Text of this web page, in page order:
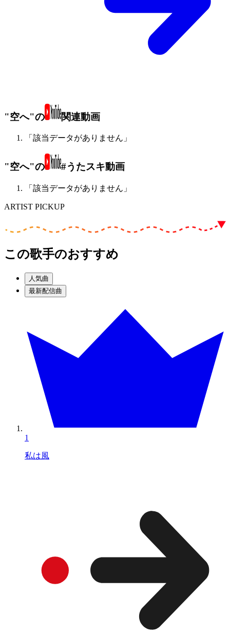
"空へ"の 関連動画
「該当データがありません」
"空へ"の #うたスキ動画
「該当データがありません」
ARTIST PICKUP
この歌手のおすすめ
人気曲
最新配信曲
1
私は風